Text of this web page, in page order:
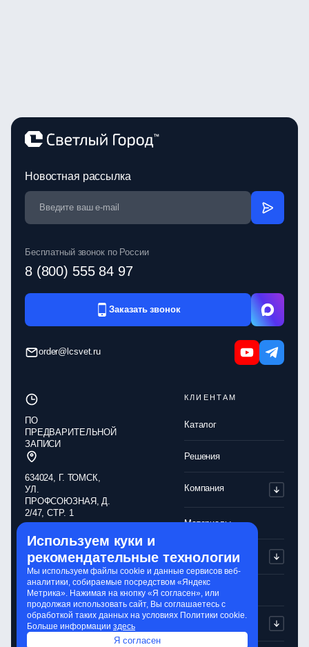
Новостная рассылка
Бесплатный звонок по России
8 (800) 555 84 97
Заказать звонок
order@lcsvet.ru
КЛИЕНТАМ
Каталог
Решения
Компания
Материалы
Партнерам
Контакты
ПО
ПРЕДВАРИТЕЛЬНОЙ
ЗАПИСИ
634024, Г. ТОМСК,
УЛ.
ПРОФСОЮЗНАЯ, Д.
2/47, СТР. 1
Обработка
персональных
данных
Политика
конфиденциальности
Обработка cookie-
файлов
Используем куки и
рекомендательные технологии
Мы используем файлы cookie и данные сервисов веб-
аналитики, собираемые посредством «Яндекс
Метрика». Нажимая на кнопку «Я согласен», или
продолжая использовать сайт, Вы соглашаетесь с
обработкой таких данных на условиях Политики cookie.
Больше информации здесь
Я согласен